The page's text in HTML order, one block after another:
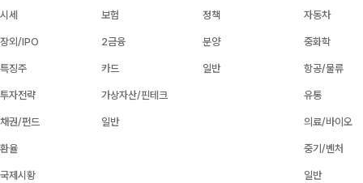
시세
장외/IPO
특징주
투자전략
채권/펀드
환율
국제시황
보험
2금융
카드
가상자산/핀테크
일반
정책
분양
일반
자동차
중화학
항공/물류
유통
의료/바이오
중기/벤처
일반